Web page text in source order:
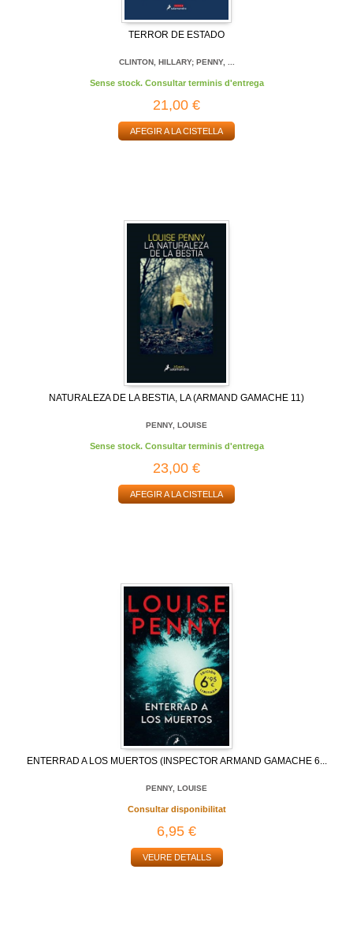
TERROR DE ESTADO
CLINTON, HILLARY; PENNY, ...
Sense stock. Consultar terminis d'entrega
21,00 €
AFEGIR A LA CISTELLA
NATURALEZA DE LA BESTIA, LA (ARMAND GAMACHE 11)
PENNY, LOUISE
Sense stock. Consultar terminis d'entrega
23,00 €
AFEGIR A LA CISTELLA
ENTERRAD A LOS MUERTOS (INSPECTOR ARMAND GAMACHE 6...
PENNY, LOUISE
Consultar disponibilitat
6,95 €
VEURE DETALLS